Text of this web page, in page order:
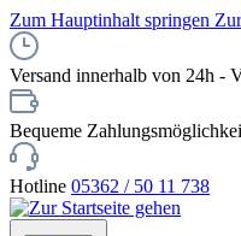
Zum Hauptinhalt springen
Versand innerhalb von 24h -
Bequeme
Hotline 05362 / 50 11 738